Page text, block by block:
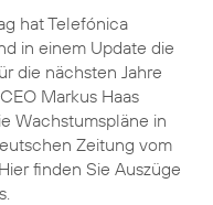
hat Telefónica
in einem Update die
die nächsten Jahre
Markus Haas
Wachstumspläne in
Zeitung vom
Hier finden Sie Auszüge